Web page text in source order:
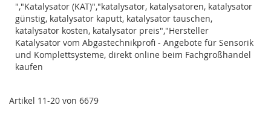
","Katalysator (KAT)","katalysator, katalysatoren, katalysator
günstig, katalysator kaputt, katalysator tauschen,
katalysator kosten, katalysator preis","Hersteller
Katalysator vom Abgastechnikprofi - Angebote für Sensorik
und Komplettsysteme, direkt online beim Fachgroßhandel
kaufen
Artikel 11-20 von 6679